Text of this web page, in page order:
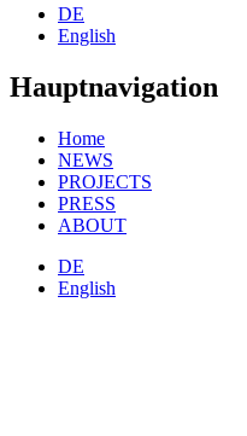
DE
English
Hauptnavigation
Home
NEWS
PROJECTS
PRESS
ABOUT
DE
English